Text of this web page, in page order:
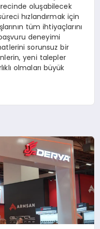
oluşabilecek
hızlandırmak için
tüm ihtiyaçlarını
deneyimi
sorunsuz bir
yeni talepler
olmaları büyük